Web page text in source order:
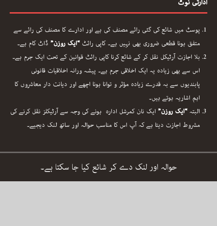
ادارتی نوٹ
پوسٹ میں شائع کی گئی رائے مصنف کی ہے اور ادارے کا مصنف کی رائے سے
متفق ہونا قطعی ضروری بھی نہیں ہے۔ کاپی رائٹ “ایک روزن” ڈاٹ کام ہے۔
بلا اجازت آرٹیکل نقل کر کے شائع کرنا کاپی رائٹ قوانین کے تحت ایک جرم ہے۔
اس سے بھی زیادہ یہ ایک اخلاقی جرم ہے۔ پیشہ ورانہ اخلاقیات قانونی
پابندیوں سے بہ قدرے زیادہ مؤثر و توانا ہونا اچھے اور دیانت دار معاشروں کا
اہم اشاریہ ہوتے ہیں۔
البتہ “ایک روزن” ایک نان کمرشل ادارہ ہونے کی وجہ سے آرٹیکلز نقل کرنے کی
مشروط اجازت دیتا ہے کہ آپ اس کا مناسب حوالہ اور ساتھ لنک دیجیے۔
حوالہ اور لنک دے کر شائع کیا جا سکتا ہے۔